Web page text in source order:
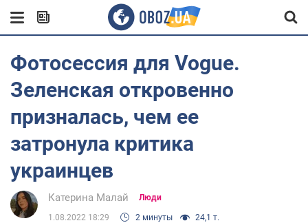
Фотосессия для Vogue.
Зеленская откровенно
призналась, чем ее
затронула критика
украинцев
Катерина Малай Люди
1.08.2022 18:29 2 минуты 24,1 т.